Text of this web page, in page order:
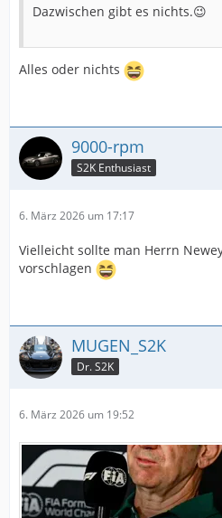
Dazwischen gibt es nichts.😉
Alles oder nichts
9000-rpm
S2K Enthusiast
6. März 2026 um 17:17
Vielleicht sollte man Herrn
vorschlagen
MUGEN_S2K
Dr. S2K
6. März 2026 um 19:52